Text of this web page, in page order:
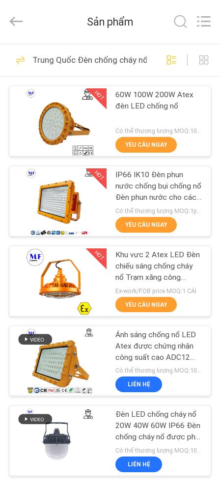
TRANG
CHỦ
CÁC
PHẨM
VIDEO
CHÚNG
THAM
KIỂM
CHẤT
LƯỢNG
LIÊN
CHÚNG
TÔI
Feng
Lighting
Rights
Đèn LED Tri Proof
228
Đèn lũ LED
305
Đèn Sân khấu LED
223
Đèn LED High Bay
225
102
Sản phẩm
Trung Quốc Đèn chống cháy nổ LED
HOT
60W 100W 200W Atex
đèn LED chống nổ
Có thể thương lượng MOQ:100 cái
YÊU CẦU NGAY
HOT
IP66 IK10 Đèn phun
nước chống bụi chống nổ
Đèn phun nước cho các
nhà máy giấy lưu trữ
ngành công nghiệp nặng
YÊU CẦU NGAY
HOT
Khu vực 2 Atex LED Đèn
chiếu sáng chống cháy
nổ Trạm xăng công
nghiệp Chiếu sáng
Ex-work/FOB price MOQ:1 CÁI
YÊU CẦU NGAY
Ánh sáng chống nổ LED
Atex được chứng nhận
công suất cao ADC12
Nhà chứa nhôm Khu vực
1 Khu vực 2 Trạm xăng
LNG Ngành dầu mỏ
Có thể thương lượng MOQ:100 cái
LIÊN HỆ
Đèn LED chống cháy nổ
20W 40W 60W IP66 Đèn
chống cháy nổ được phê
duyệt Atex Đèn khẩn cấp
Chống cháy nổ Đèn bay
cao
Có thể thương lượng MOQ:100pcs
LIÊN HỆ